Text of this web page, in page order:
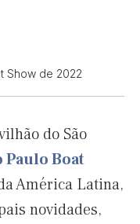
Show de 2022
do São
Paulo Boat
América Latina,
novidades,